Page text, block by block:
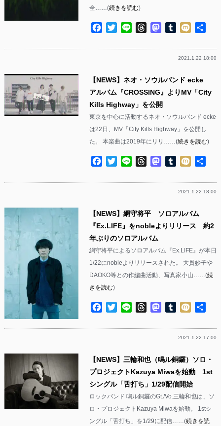
全……(続きを読む)
Facebook
TwitterLine ThreadsMastodon
Tumblr
Mixi
2021.1.22 18:00
【NEWS】ネオ・ソウルバンド ecke
アルバム『CROSSING』よりMV「City
Kills Highway」を公開
東京を中心に活動するネオ・ソウルバンド ecke
は22日、MV「City Kills Highway」を公開し
た。 本楽曲は2019年にリリ……(続きを読む)
Facebook
TwitterLine ThreadsMastodon
Tumblr
Mixi
2021.1.22 18:00
【NEWS】網守将平 ソロアルバム
『Ex.LIFE』をnobleよりリリース 約2
年ぶりのソロアルバム
網守将平によるソロアルバム『Ex.LIFE』が本日
1/22にnobleよりリリースされた。 大貫妙子や
DAOKO等との作編曲活動、写真家小山……(続
きを読む)
Facebook
TwitterLine ThreadsMastodon
Tumblr
Mixi
2021.1.22 17:00
【NEWS】三輪和也（鳴ル銅鑼）ソロ・
プロジェクトKazuya Miwaを始動 1st
シングル「舌打ち」1/29配信開始
ロックバンド 鳴ル銅鑼のGt./Vo.三輪和也は、ソ
ロ・プロジェクトKazuya Miwaを始動。 1stシ
ングル「舌打ち」を1/29に配信……(続きを読